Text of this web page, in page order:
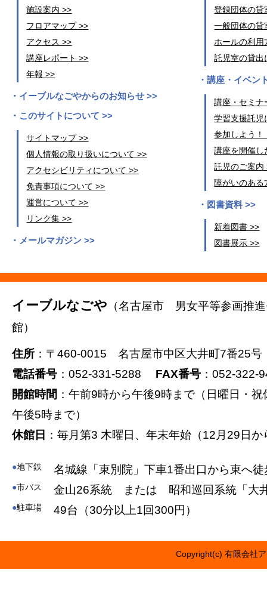
施設案内 >>
フロアマップ >>
アクセス >>
講座レポート >>
年報 >>
イーブルなごやからのお知らせ >>
このサイトについて >>
サイトマップ >>
個人情報の取り扱いについて >>
アクセシビリティについて >>
免責事項について >>
運営について >>
リンク集 >>
メールマガジン >>
登録団体の貸
一般団体の貸
ホールの利用
託児室の貸出
講座・イベン
講座・セミナ
学習支援託児
参加しよう！
講座を開催し
託児のご案内
障がいのある
図書資料 >>
新着図書 >>
図書展示 >>
イーブルなごや （名古屋市 男女平等参画推
館）
住所 ：〒460-0015 名古屋市中区大井町7番25号
電話番号 ：052-331-5288 FAX番号 ：052-322-
開館時間 ：午前9時から午後9時まで（日曜日・
午後5時まで）
休館日 ：毎月第3 木曜日、年末年始（12月29日
●地下鉄 名城線「東別院」下車1番出口から東へ徒
●市バス 金山26系統 または 昭和巡回系統「大
●駐車場 49台（30分以上1回300円）
Copyright(c) 有限会社